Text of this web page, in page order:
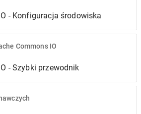
- Konfiguracja środowiska
Commons IO
- Szybki przewodnik